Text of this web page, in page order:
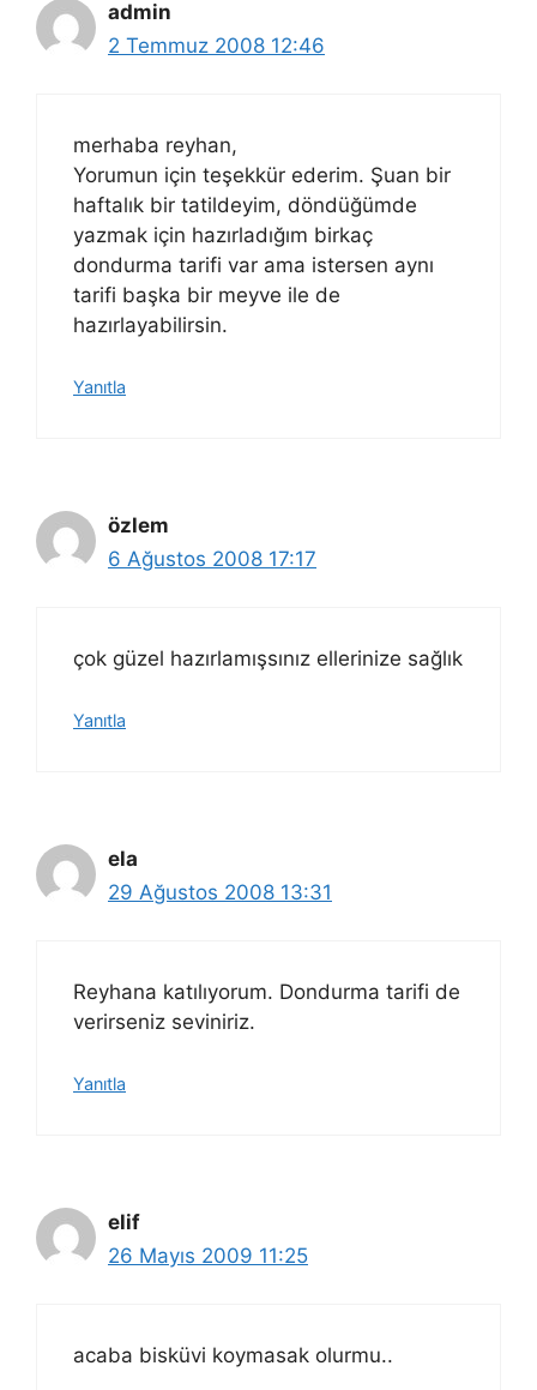
admin
2 Temmuz 2008 12:46
merhaba reyhan,
Yorumun için teşekkür ederim. Şuan bir
haftalık bir tatildeyim, döndüğümde
yazmak için hazırladığım birkaç
dondurma tarifi var ama istersen aynı
tarifi başka bir meyve ile de
hazırlayabilirsin.
Yanıtla
özlem
6 Ağustos 2008 17:17
çok güzel hazırlamışsınız ellerinize sağlık
Yanıtla
ela
29 Ağustos 2008 13:31
Reyhana katılıyorum. Dondurma tarifi de
verirseniz seviniriz.
Yanıtla
elif
26 Mayıs 2009 11:25
acaba bisküvi koymasak olurmu..